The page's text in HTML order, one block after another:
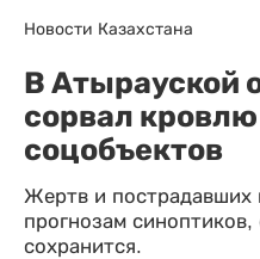
Новости Казахстана
В Атырауской
сорвал
соцобъектов
Жертв и пострадавших
прогнозам
сохранится.